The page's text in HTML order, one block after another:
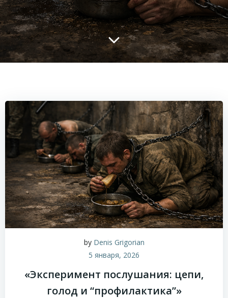
by Denis Grigorian
5 января, 2026
«Эксперимент послушания: цепи,
голод и “профилактика”»